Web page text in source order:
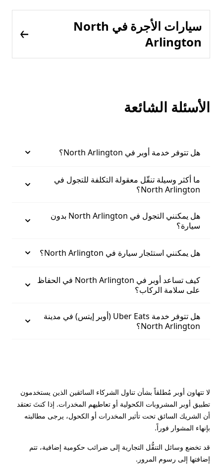
سيارات الأجرة في North
Arlington
الأسئلة الشائعة
هل تتوفر خدمة أوبر في North Arlington؟
ما أكثر وسيلة تنقّل معقولة التكلفة للتجول في
North Arlington؟
هل يمكنني التجول في North Arlington بدون
سيارة؟
هل يمكنني استئجار سيارة في North Arlington؟
كيف تساعد أوبر في North Arlington في الحفاظ
على سلامة الركاب؟
هل تتوفر خدمة Uber Eats (أوبر إيتس) في مدينة
North Arlington؟
لا تتهاون أوبر مُطلقاً بشأن تناول الشركاء السائقين الذين يستخدمون
تطبيق أوبر المشروبات الكحولية أو تعاطيهم المخدرات. إذا كنتَ تعتقد
أن الشريك السائق تحت تأثير المخدرات أو الكحول، يرجى مطالبته
بإنهاء المشوار فوراً.
قد تخضع وسائل التنقُّل التجارية إلى ضرائب حكومية إضافية، تتم
إضافتها إلى رسوم المرور.